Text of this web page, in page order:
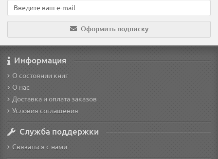
Оформить подписку
Информация
О состоянии книг
О нас
Доставка и оплата заказов
Условия соглашения
Служба поддержки
Связаться с нами